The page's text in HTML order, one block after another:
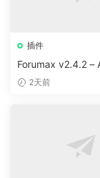
插件
Forumax v2.4.2 –
d Advanced
2天前